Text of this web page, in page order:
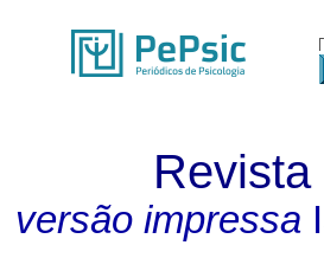
versão impressa